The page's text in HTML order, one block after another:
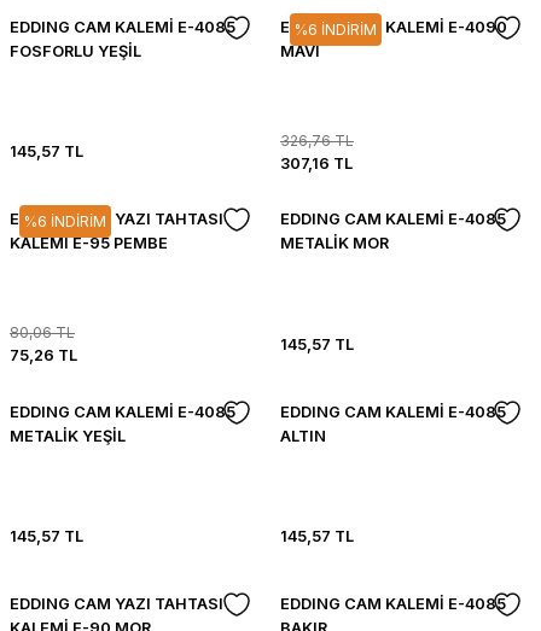
EDDING CAM KALEMİ E-4085
FOSFORLU YEŞİL
145,57 TL
%6 İNDİRİM
EDDING CAM KALEMİ E-4090
MAVİ
326,76 TL
307,16 TL
%6 İNDİRİM
EDDING CAM YAZI TAHTASI
KALEMİ E-95 PEMBE
80,06 TL
75,26 TL
EDDING CAM KALEMİ E-4085
METALİK MOR
145,57 TL
EDDING CAM KALEMİ E-4085
METALİK YEŞİL
145,57 TL
EDDING CAM KALEMİ E-4085
ALTIN
145,57 TL
EDDING CAM YAZI TAHTASI
EDDING CAM KALEMİ E-4085